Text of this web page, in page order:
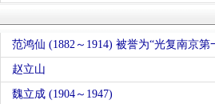
范鸿仙 (1882～1914) 被誉为“光复南京第
赵立山
魏立成 (1904～1947)